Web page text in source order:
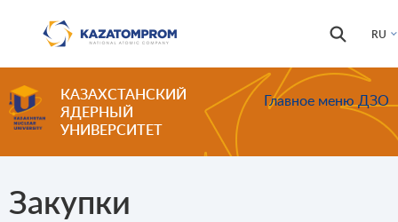
RU
Форма
Поиск
КАЗАХСТАНСКИЙ
ЯДЕРНЫЙ
УНИВЕРСИТЕТ
Главное меню ДЗО
Закупки